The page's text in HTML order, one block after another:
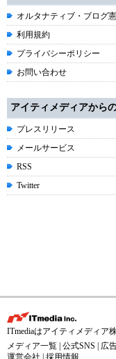
オルタナティブ・ブログ
利用規約
プライバシーポリシー
お問い合わせ
アイティメディアから
プレスリリース
メールサービス
RSS
Twitter
ITmediaはアイティメディア
メディア一覧 公式SNS 広
運営会社
採用情報